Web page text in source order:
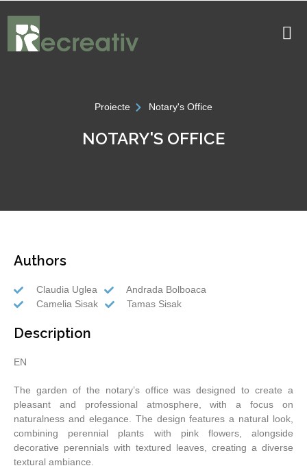
Proiecte Notary's Office
NOTARY'S OFFICE
Authors
Claudia Uglea
Andrada Bolboaca
Camelia Sisak
Tamas Sisak
Description
EN
The garden of the notary’s office was designed to create a
pleasant and professional atmosphere, with a focus on
naturalness and elegance. The design features a natural look,
combining perennial plants with pink flowers, alongside
decorative perennials with textured leaves, creating a diverse
textural ambiance.